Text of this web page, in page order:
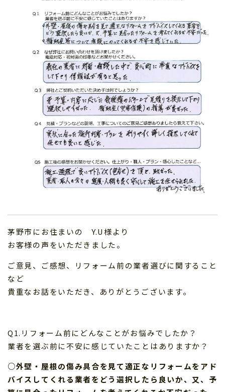
茅野市にお住まいの Y.U様より
お客様の声をいただきました。
ご意見、ご感想、リフォーム前の業者選びに関すること
など
貴重なお話をいただき、ありがとうございます。
Q1.リフォーム前にどんなことがお悩みでしたか？
業者を選ぶ前に不安に感じていたことはありますか？
○外壁・屋根の傷み具合を見て適正なリフォームをアド
バイスしてくれる業者をどう選択したら良いか、又、予